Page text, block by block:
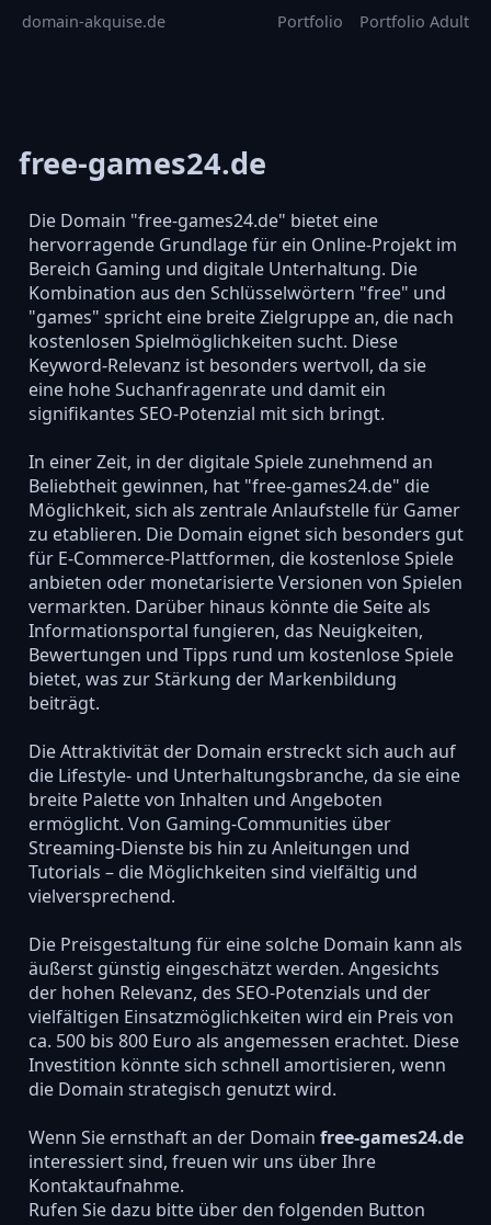
domain-akquise.de Portfolio Portfolio Adult
free-games24.de
Die Domain "free-games24.de" bietet eine
hervorragende Grundlage für ein Online-Projekt im
Bereich Gaming und digitale Unterhaltung. Die
Kombination aus den Schlüsselwörtern "free" und
"games" spricht eine breite Zielgruppe an, die nach
kostenlosen Spielmöglichkeiten sucht. Diese
Keyword-Relevanz ist besonders wertvoll, da sie
eine hohe Suchanfragenrate und damit ein
signifikantes SEO-Potenzial mit sich bringt.
In einer Zeit, in der digitale Spiele zunehmend an
Beliebtheit gewinnen, hat "free-games24.de" die
Möglichkeit, sich als zentrale Anlaufstelle für Gamer
zu etablieren. Die Domain eignet sich besonders gut
für E-Commerce-Plattformen, die kostenlose Spiele
anbieten oder monetarisierte Versionen von Spielen
vermarkten. Darüber hinaus könnte die Seite als
Informationsportal fungieren, das Neuigkeiten,
Bewertungen und Tipps rund um kostenlose Spiele
bietet, was zur Stärkung der Markenbildung
beiträgt.
Die Attraktivität der Domain erstreckt sich auch auf
die Lifestyle- und Unterhaltungsbranche, da sie eine
breite Palette von Inhalten und Angeboten
ermöglicht. Von Gaming-Communities über
Streaming-Dienste bis hin zu Anleitungen und
Tutorials – die Möglichkeiten sind vielfältig und
vielversprechend.
Die Preisgestaltung für eine solche Domain kann als
äußerst günstig eingeschätzt werden. Angesichts
der hohen Relevanz, des SEO-Potenzials und der
vielfältigen Einsatzmöglichkeiten wird ein Preis von
ca. 500 bis 800 Euro als angemessen erachtet. Diese
Investition könnte sich schnell amortisieren, wenn
die Domain strategisch genutzt wird.
Wenn Sie ernsthaft an der Domain free-games24.de
interessiert sind, freuen wir uns über Ihre
Kontaktaufnahme.
Rufen Sie dazu bitte über den folgenden Button